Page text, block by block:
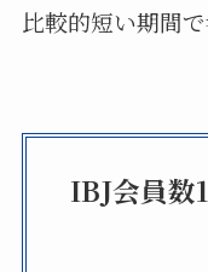
比較的短い期間
IBJ会員数